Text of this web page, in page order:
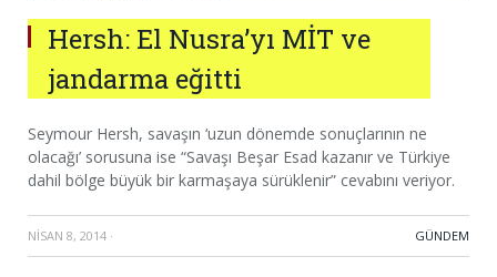
Hersh: El Nusra’yı MİT ve
jandarma eğitti
Seymour Hersh, savaşın ‘uzun dönemde sonuçlarının ne
olacağı’ sorusuna ise “Savaşı Beşar Esad kazanır ve Türkiye
dahil bölge büyük bir karmaşaya sürüklenir” cevabını veriyor.
NISAN 8, 2014 · GÜNDEM